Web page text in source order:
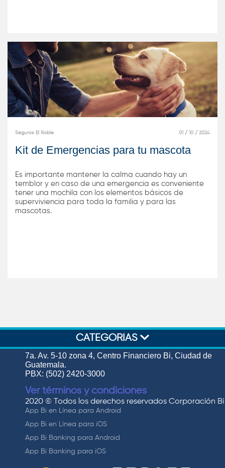
Seguros El Roble 01 / 10 / 2024
Kit de Emergencias para tu mascota
Es importante mantener la calma cuando hay un
temblor y en caso de una emergencia es conveniente
tener una mochila con los elementos básicos de
superviviencia para toda la familia y para las
mascotas.
CATEGORÍAS
7a. Av. 5-10 zona 4, Centro Financiero Bi, Ciudad de
Guatemala.
PBX: (502) 2420-3000
Ver términos y condiciones
2020 © Todos los derechos reservados Corporación Bi
App Bi en Línea para Android
App Bi en Línea para iOS
App Bi Banking para Android
App Bi Banking para iOS